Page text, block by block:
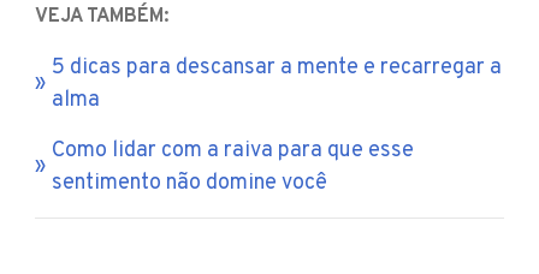
VEJA TAMBÉM:
5 dicas para descansar a mente e recarregar a
alma
Como lidar com a raiva para que esse
sentimento não domine você